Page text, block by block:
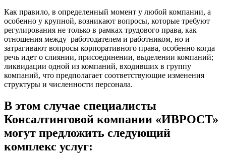
Как правило, в определенный момент у любой компании, а
особенно у крупной, возникают вопросы, которые требуют
регулирования не только в рамках трудового права, как
отношения между работодателем и работником, но и
затрагивают вопросы корпоративного права, особенно когда
речь идет о слиянии, присоединении, выделении компаний;
ликвидации одной из компаний, входивших в группу
компаний, что предполагает соответствующие изменения
структуры и численности персонала.
В этом случае специалисты
Консалтинговой компании «ИВРОСТ»
могут предложить следующий
комплекс услуг: